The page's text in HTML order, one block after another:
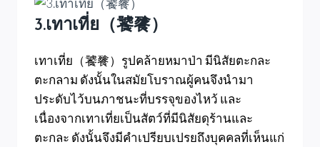
3.เทาเที่ย（饕餮）
เทาเที่ย（饕餮）รูปคล้ายหมาป่า มีนิสัยตะกละ
ตะกลาม ดังนั้นในสมัยโบราณผู้คนจึงนำมา
ประดับไว้บนภาชนะที่บรรจุของไหว้ และ
เนื่องจากเทาเที่ยเป็นสัตว์ที่มีนิสัยดุร้านและ
ตะกละ ดังนั้นจึงมีคำเปรียบเปรยถึงบุคคลที่เห็นแก่